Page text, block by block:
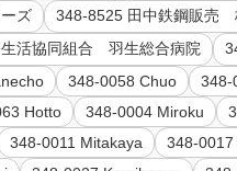
ズ 348-8525 田中鉄鋼販売
活協同組合 羽生総合病院
348-0058 Chuo 348-
Hotto 348-0004 Miroku
348-0011 Mitakaya 348-